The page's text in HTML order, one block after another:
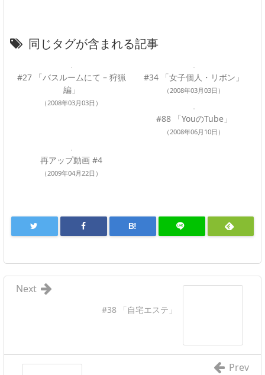
同じタグが含まれる記事
#27 「バスルームにて – 狩猟
編」
（2008年03月03日）
#34 「女子個人・リボン」
（2008年03月03日）
#88 「YouのTube」
（2008年06月10日）
再アップ動画 #4
（2009年04月22日）
B!
#38 「自宅エステ」
Next
Prev